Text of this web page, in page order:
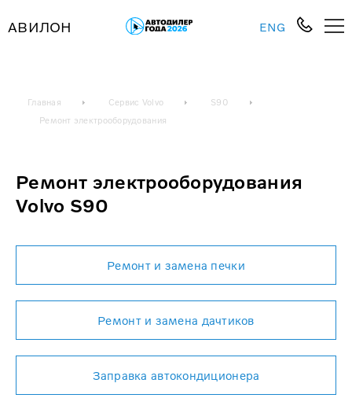
АВИЛОН ENG
Главная Сервис Volvo
S90
Ремонт электрооборудования
Ремонт электрооборудования
Volvo S90
Ремонт и замена печки
Ремонт и замена дачтиков
Заправка автокондиционера